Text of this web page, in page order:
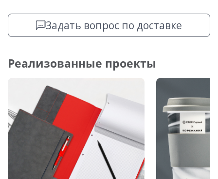
Задать вопрос по доставке
Реализованные проекты